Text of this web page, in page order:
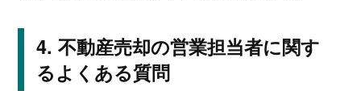
不動産売却の営業担当者に関す
るよくある質問